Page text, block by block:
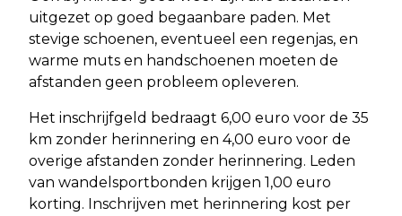
uitgezet op goed begaanbare paden. Met
stevige schoenen, eventueel een regenjas, en
warme muts en handschoenen moeten de
afstanden geen probleem opleveren.
Het inschrijfgeld bedraagt 6,00 euro voor de 35
km zonder herinnering en 4,00 euro voor de
overige afstanden zonder herinnering. Leden
van wandelsportbonden krijgen 1,00 euro
korting. Inschrijven met herinnering kost per